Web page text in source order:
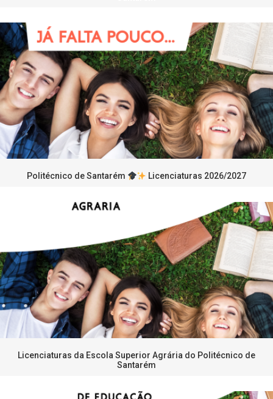
Politécnico de Santarém Licenciaturas 2026/2027
Licenciaturas da Escola Superior Agrária do Politécnico de
Santarém